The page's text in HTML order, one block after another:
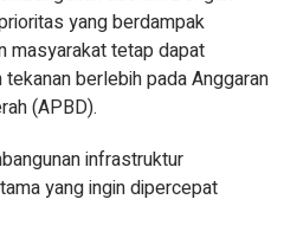
yang berdampak
masyarakat tetap dapat
berlebih pada Anggaran
(APBD).
infrastruktur
yang ingin dipercepat